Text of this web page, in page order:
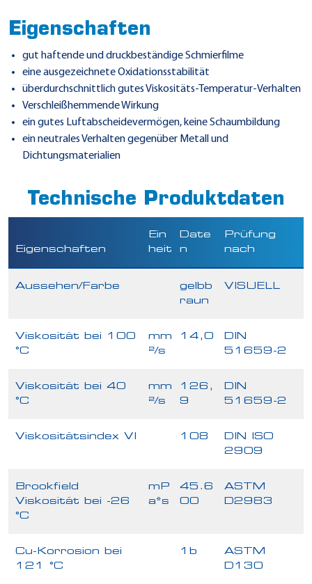
Eigenschaften
gut haftende und druckbeständige Schmierfilme
eine ausgezeichnete Oxidationsstabilität
überdurchschnittlich gutes Viskositäts-Temperatur-Verhalten
Verschleißhemmende Wirkung
ein gutes Luftabscheidevermögen, keine Schaumbildung
ein neutrales Verhalten gegenüber Metall und
Dichtungsmaterialien
Technische Produktdaten
Eigenschaften
Ein
heit
Date
n
Prüfung
nach
Aussehen/Farbe
gelbb
raun
VISUELL
Viskosität bei 100
°C
mm
²/s
14,0
DIN
51659-2
Viskosität bei 40
°C
mm
²/s
126,
9
DIN
51659-2
Viskositätsindex VI 108
DIN ISO
2909
Brookfield
Viskosität bei -26
°C
mP
a*s
45.6
00
ASTM
D2983
Cu-Korrosion bei
121 °C
1b
ASTM
D130